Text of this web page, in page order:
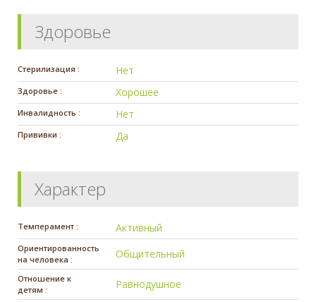
Здоровье
Стерилизация : Нет
Здоровье : Хорошее
Инвалидность : Нет
Прививки : Да
Характер
Темперамент : Активный
Ориентированность
на человека :
Общительный
Отношение к
детям :
Равнодушное